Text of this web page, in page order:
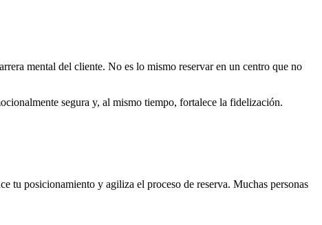
mental del cliente. No es lo mismo reservar en un centro que no
segura y, al mismo tiempo, fortalece la fidelización.
tu posicionamiento y agiliza el proceso de reserva. Muchas personas